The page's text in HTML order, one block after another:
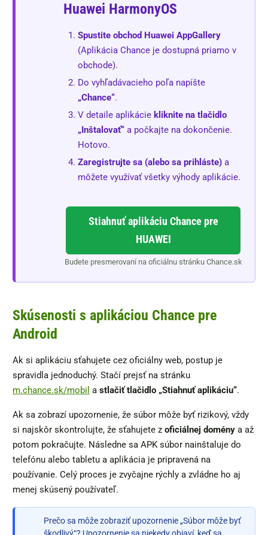
Huawei HarmonyOS
Spustite obchod Huawei AppGallery
(Aplikácia Chance je dostupná priamo v
obchode).
Do vyhľadávacieho poľa napíšte
„Chance“.
V detaile aplikácie kliknite na tlačidlo
„Inštalovať“ a počkajte na dokončenie.
Hotovo.
Zaregistrujte sa (alebo sa prihláste) a
môžete využívať všetky výhody aplikácie.
Stiahnuť aplikáciu Chance pre
HUAWEI
Budete presmerovaní na oficiálnu stránku Chance.sk
Skúsenosti s aplikáciou Chance pre
Android
Ak si aplikáciu sťahujete cez oficiálny web, postup je
spravidla jednoduchý. Stačí prejsť na stránku
m.chance.sk/mobil a stlačiť tlačidlo „Stiahnuť aplikáciu“.
Ak sa zobrazí upozornenie, že súbor môže byť rizikový, vždy
si najskôr skontrolujte, že sťahujete z oficiálnej domény a až
potom pokračujte. Následne sa APK súbor nainštaluje do
telefónu alebo tabletu a aplikácia je pripravená na
používanie. Celý proces je zvyčajne rýchly a zvládne ho aj
menej skúsený používateľ.
Prečo sa môže zobraziť upozornenie „Súbor môže byť